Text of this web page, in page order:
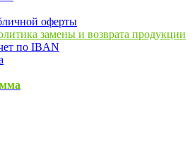
оферты
замены и возврата продукции
по IBAN